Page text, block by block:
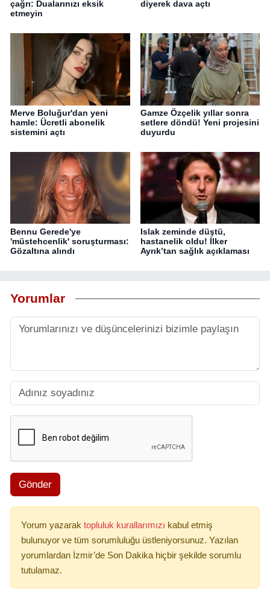
çağrı: Dualarınızı eksik
etmeyin
diyerek dava açtı
Merve Boluğur'dan yeni
hamle: Ücretli abonelik
sistemini açtı
Gamze Özçelik yıllar sonra
setlere döndü! Yeni projesini
duyurdu
Bennu Gerede'ye
'müstehcenlik' soruşturması:
Gözaltına alındı
Islak zeminde düştü,
hastanelik oldu! İlker
Ayrık’tan sağlık açıklaması
Yorumlar
Gönder
Yorum yazarak topluluk kurallarımızı kabul etmiş
bulunuyor ve tüm sorumluluğu üstleniyorsunuz. Yazılan
yorumlardan İzmir’de Son Dakika hiçbir şekilde sorumlu
tutulamaz.